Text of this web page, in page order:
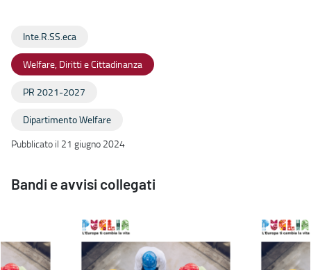
Inte.R.SS.eca
Welfare, Diritti e Cittadinanza
PR 2021-2027
Dipartimento Welfare
Pubblicato il 21 giugno 2024
Bandi e avvisi collegati